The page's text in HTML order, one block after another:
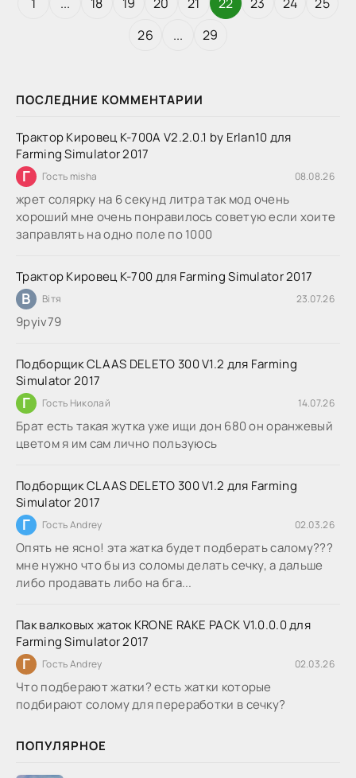
ПОСЛЕДНИЕ КОММЕНТАРИИ
Трактор Кировец К-700А V2.2.0.1 by Erlan10 для
Farming Simulator 2017
Г Гость misha 08.08.26
жрет солярку на 6 секунд литра так мод очень
хороший мне очень понравилось советую если хоите
заправлять на одно поле по 1000
Трактор Кировец К-700 для Farming Simulator 2017
В Вітя 23.07.26
9руіv79
Подборщик CLAAS DELETO 300 V1.2 для Farming
Simulator 2017
Г Гость Николай 14.07.26
Брат есть такая жутка уже ищи дон 680 он оранжевый
цветом я им сам лично пользуюсь
Подборщик CLAAS DELETO 300 V1.2 для Farming
Simulator 2017
Г Гость Andrey 02.03.26
Опять не ясно! эта жатка будет подберать салому???
мне нужно что бы из соломы делать сечку, а дальше
либо продавать либо на бга...
Пак валковых жаток KRONE RAKE PACK V1.0.0.0 для
Farming Simulator 2017
Г Гость Andrey 02.03.26
Что подберают жатки? есть жатки которые
подбирают солому для переработки в сечку?
26
... 29
ПОПУЛЯРНОЕ